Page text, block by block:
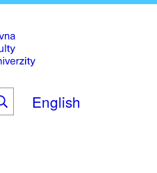
to
main
content
English